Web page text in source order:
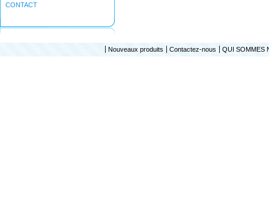
CONTACT
Nouveaux produits Contactez-nous QUI SOMMES